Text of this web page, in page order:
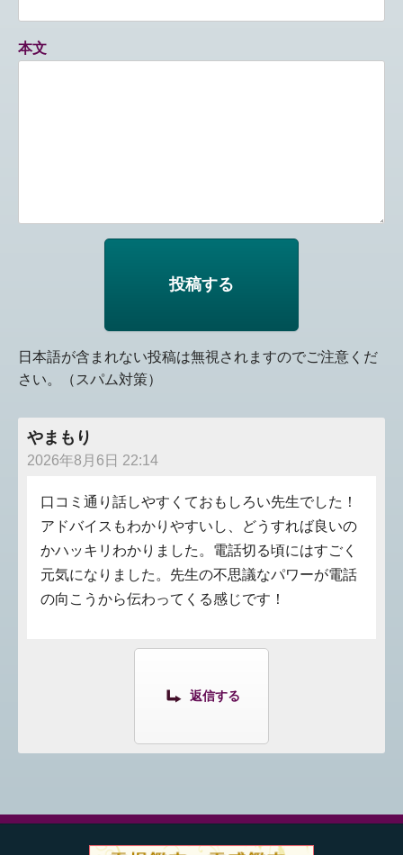
本文
日本語が含まれない投稿は無視されますのでご注意くだ
さい。（スパム対策）
やまもり
2026年8月6日 22:14
口コミ通り話しやすくておもしろい先生でした！
アドバイスもわかりやすいし、どうすれば良いの
かハッキリわかりました。電話切る頃にはすごく
元気になりました。先生の不思議なパワーが電話
の向こうから伝わってくる感じです！
返信する